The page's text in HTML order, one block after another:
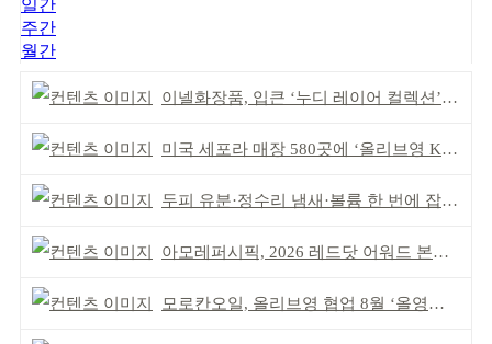
일간
주간
월간
이넬화장품, 입큰 ‘누디 레이어 컬렉션’ 출시
미국 세포라 매장 580곳에 ‘올리브영 K뷰티에딧’ 론칭
두피 유분·정수리 냄새·볼륨 한 번에 잡는다
아모레퍼시픽, 2026 레드닷 어워드 본상 2개 수상
모로칸오일, 올리브영 협업 8월 ‘올영픽’ 선정